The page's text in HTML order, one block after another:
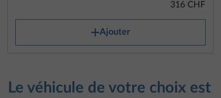
316 CHF
Ajouter
Le véhicule de votre choix est